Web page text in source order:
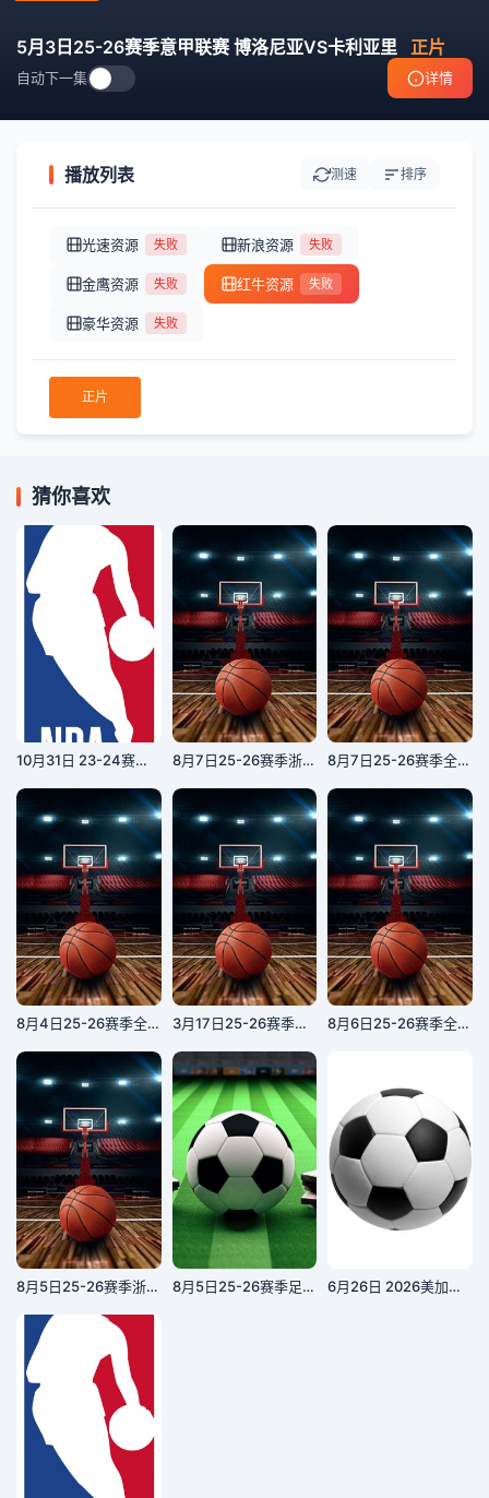
5月3日25-26赛季意甲联赛 博洛尼亚VS卡利亚里 正片
自动下一集 详情
播放列表 测速 排序
光速资源 失败 新浪资源 失败
金鹰资源 失败 红牛资源 失败
豪华资源 失败
正片
猜你喜欢
10月31日 23-24赛季NBA常规赛 爵士VS掘金 8月7日25-26赛季浙BA 苍南87VS64瑞安 8月7日25-26赛季全国青年篮球联赛 福建浔兴105VS108浙江稠州银行
8月4日25-26赛季全国青年篮球联赛 新疆广汇79VS73浙江稠州银行 3月17日25-26赛季NBA常规赛 开拓者VS篮网 8月6日25-26赛季全国青年篮球联赛 山东山高87VS62福建浔兴
8月5日25-26赛季浙BA 浦江60VS67义乌 8月5日25-26赛季足球热身 赛曼城VSK联赛全明星 6月26日 2026美加墨世界杯小组赛 库拉索VS科特迪瓦